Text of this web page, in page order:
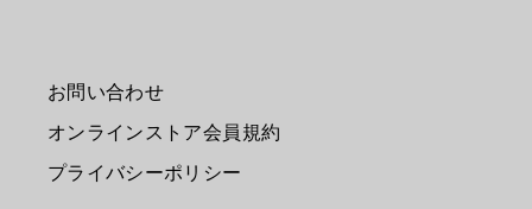
お問い合わせ
オンラインストア会員規約
プライバシーポリシー